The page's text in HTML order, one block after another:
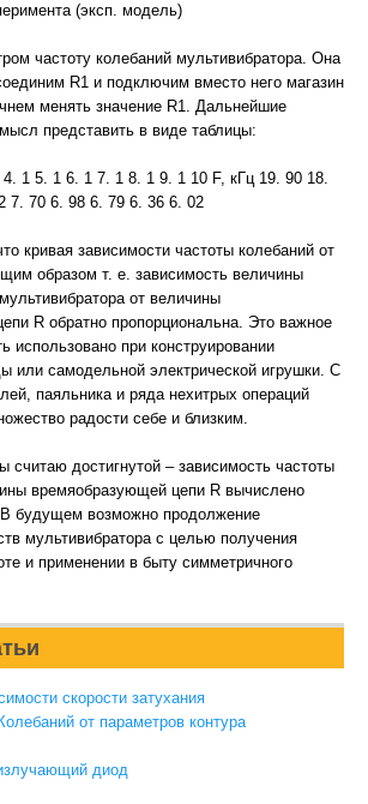
(эксп. модель)
частоту колебаний мультивибратора. Она
R1 и подключим вместо него магазин
менять значение R1. Дальнейшие
представить в виде таблицы:
1 5. 1 6. 1 7. 1 8. 1 9. 1 10 F, кГц 19. 90 18.
7. 70 6. 98 6. 79 6. 36 6. 02
кривая зависимости частоты колебаний от
образом т. е. зависимость величины
от величины
R обратно пропорциональна. Это важное
использовано при конструировании
или самодельной электрической игрушки. С
паяльника и ряда нехитрых операций
радости себе и близким.
считаю достигнутой – зависимость частоты
времяобразующей цепи R вычислено
В будущем возможно продолжение
мультивибратора с целью получения
и применении в быту симметричного
скорости затухания
от параметров контура
диод